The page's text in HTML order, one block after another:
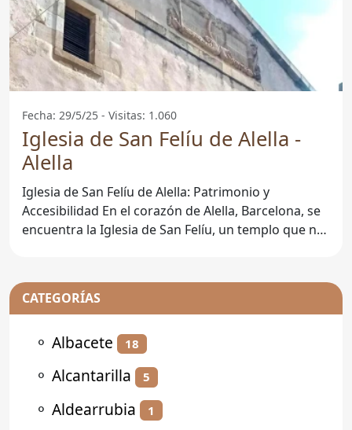
Fecha: 29/5/25 - Visitas: 1.060
Iglesia de San Felíu de Alella -
Alella
Iglesia de San Felíu de Alella: Patrimonio y
Accesibilidad En el corazón de Alella, Barcelona, se
encuentra la Iglesia de San Felíu, un templo que no
CATEGORÍAS
⚬ Albacete 18
⚬ Alcantarilla 5
⚬ Aldearrubia 1